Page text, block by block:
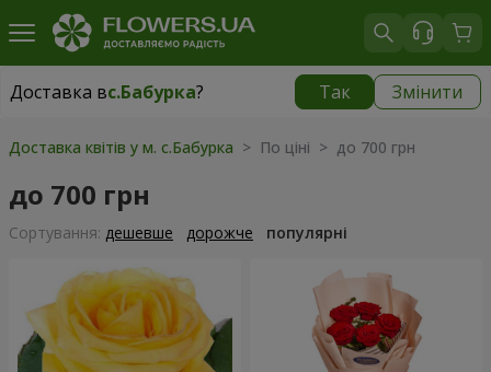
Доставка вс.Бабурка? Так Змінити
Доставка вс.Бабурка|
Доставка квітів у м. с.Бабурка > По ціні > до 700 грн
до 700 грн
Сортування: дешевше дорожче популярні